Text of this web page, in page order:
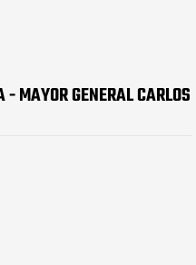
MAYOR GENERAL CARLOS